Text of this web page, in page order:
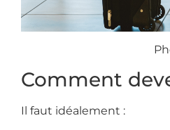
Comment
Il faut idéalement :